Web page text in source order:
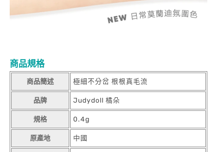
商品規格
商品簡述 極細不分岔 根根真毛流
品牌 Judydoll 橘朵
規格 0.4g
原產地 中國